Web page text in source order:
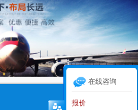
在线咨询
报价